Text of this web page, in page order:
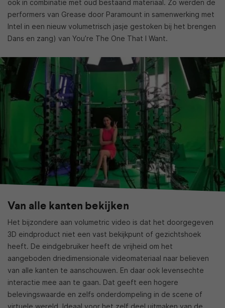
ook in combinatie met oud bestaand materiaal. Zo werden de
performers van Grease door Paramount in samenwerking met
Intel in een nieuw volumetrisch jasje gestoken bij het brengen
Dans en zang) van You’re The One That I Want.
Van alle kanten bekijken
Het bijzondere aan volumetric video is dat het doorgegeven
3D eindproduct niet een vast bekijkpunt of gezichtshoek
heeft. De eindgebruiker heeft de vrijheid om het
aangeboden driedimensionale videomateriaal naar believen
van alle kanten te aanschouwen. En daar ook levensechte
interactie mee aan te gaan. Dat geeft een hogere
belevingswaarde en zelfs onderdompeling in de scene of
virtuele wereld. Ideaal voor het zelf deel uitmaken van de